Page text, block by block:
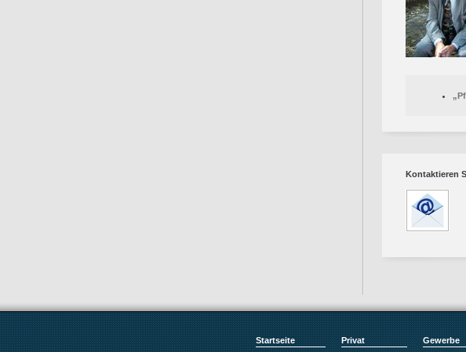
Kontaktieren
Startseite Privat Gewerbe